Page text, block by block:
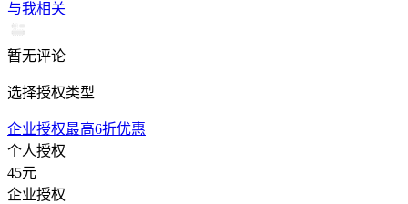
与我相关
暂无评论
选择授权类型
企业授权最高6折优惠
个人授权
45元
企业授权